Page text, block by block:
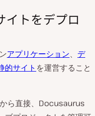
トをデプロ
アプリケーション、 デ
的サイト を運営すること
から直接、Docusaurus